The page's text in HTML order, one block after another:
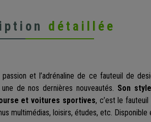
détaillée
et l’adrénaline de ce fauteuil de
de nos dernières nouveautés. Son
et voitures sportives, c’est le
multimédias, loisirs, études, etc.